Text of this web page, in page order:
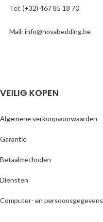
Tel: (+32) 467 85 18 70
Mail: info@novabedding.be
VEILIG KOPEN
Algemene verkoopvoorwaarden
Garantie
Betaalmethoden
Diensten
Computer- en persoonsgegevens